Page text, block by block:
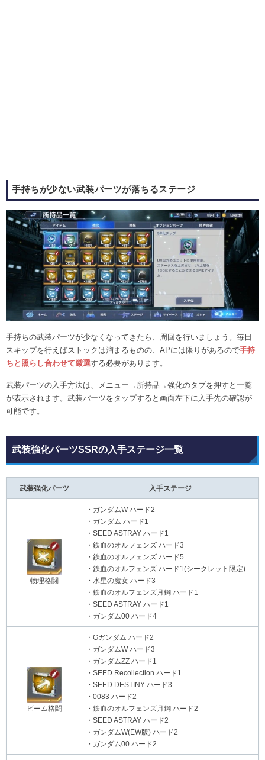
手持ちが少ない武装パーツが落ちるステージ
手持ちの武装パーツが少なくなってきたら、周回を行いましょう。毎日
スキップを行えばストックは溜まるものの、APには限りがあるので手持
ちと照らし合わせて厳選する必要があります。
武装パーツの入手方法は、メニュー→所持品→強化のタブを押すと一覧
が表示されます。武装パーツをタップすると画面左下に入手先の確認が
可能です。
武装強化パーツSSRの入手ステージ一覧
武装強化パーツ 入手ステージ
物理格闘
・ガンダムW ハード2
・ガンダム ハード1
・SEED ASTRAY ハード1
・鉄血のオルフェンズ ハード3
・鉄血のオルフェンズ ハード5
・鉄血のオルフェンズ ハード1(シークレット限定)
・水星の魔女 ハード3
・鉄血のオルフェンズ月鋼 ハード1
・SEED ASTRAY ハード1
・ガンダム00 ハード4
ビーム格闘
・Gガンダム ハード2
・ガンダムW ハード3
・ガンダムΖΖ ハード1
・SEED Recollection ハード1
・SEED DESTINY ハード3
・0083 ハード2
・鉄血のオルフェンズ月鋼 ハード2
・SEED ASTRAY ハード2
・ガンダムW(EW版) ハード2
・ガンダム00 ハード2